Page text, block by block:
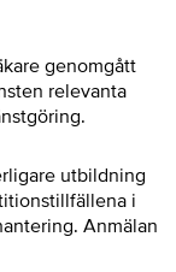
genomgått
relevanta
utbildning
i
Anmälan